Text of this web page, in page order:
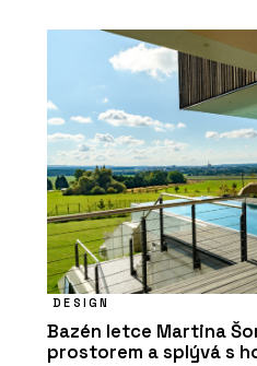
DESIGN
Bazén letce Martina
prostorem a splývá s